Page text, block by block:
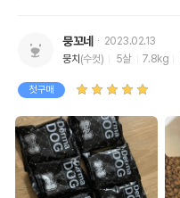
뭉꼬네
2023.02.13
뭉치(수컷) 5살 7.8kg
첫구매